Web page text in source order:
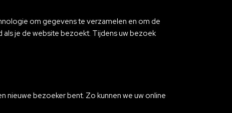
om gegevens te verzamelen en om de
als je de website bezoekt. Tijdens uw bezoek
nieuwe bezoeker bent. Zo kunnen we uw online